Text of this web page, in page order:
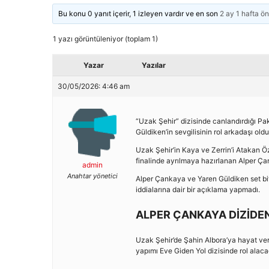
Bu konu 0 yanıt içerir, 1 izleyen vardır ve en son 2 ay 1 hafta
1 yazı görüntüleniyor (toplam 1)
Yazar Yazılar
30/05/2026: 4:46 am
admin
Anahtar yönetici
“Uzak Şehir” dizisinde canlandırdığı
Güldiken’in sevgilisinin rol arkadaşı
Uzak Şehir’in Kaya ve Zerrin’i Atakan
finalinde ayrılmaya hazırlanan Alper
Alper Çankaya ve Yaren Güldiken set
iddialarına dair bir açıklama yapmadı.
ALPER ÇANKAYA
Uzak Şehir’de Şahin Albora’ya hayat
yapımı Eve Giden Yol dizisinde rol